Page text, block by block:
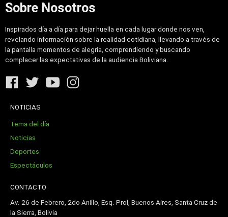
Sobre Nosotros
Inspirados día a día para dejar huella en cada lugar donde nos ven,
revelando información sobre la realidad cotidiana, llevando a través de
la pantalla momentos de alegría, comprendiendo y buscando
complacer las expectativas de la audiencia Boliviana.
NOTICIAS
Tema del día
Noticias
Deportes
Espectáculos
CONTACTO
Av. 26 de Febrero, 2do Anillo, Esq. Prol, Buenos Aires, Santa Cruz de
la Sierra, Bolivia